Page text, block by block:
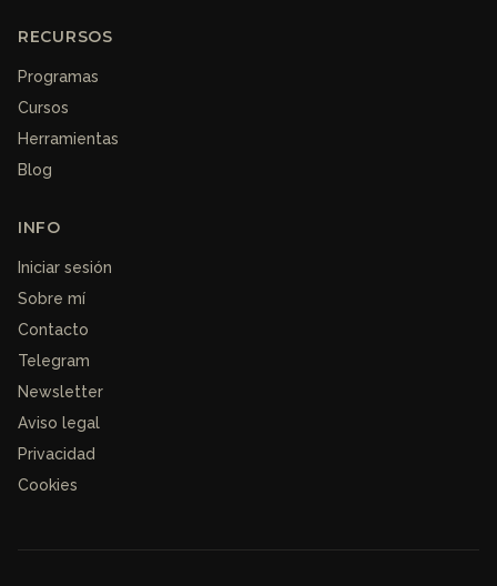
RECURSOS
Programas
Cursos
Herramientas
Blog
INFO
Iniciar sesión
Sobre mí
Contacto
Telegram
Newsletter
Aviso legal
Privacidad
Cookies